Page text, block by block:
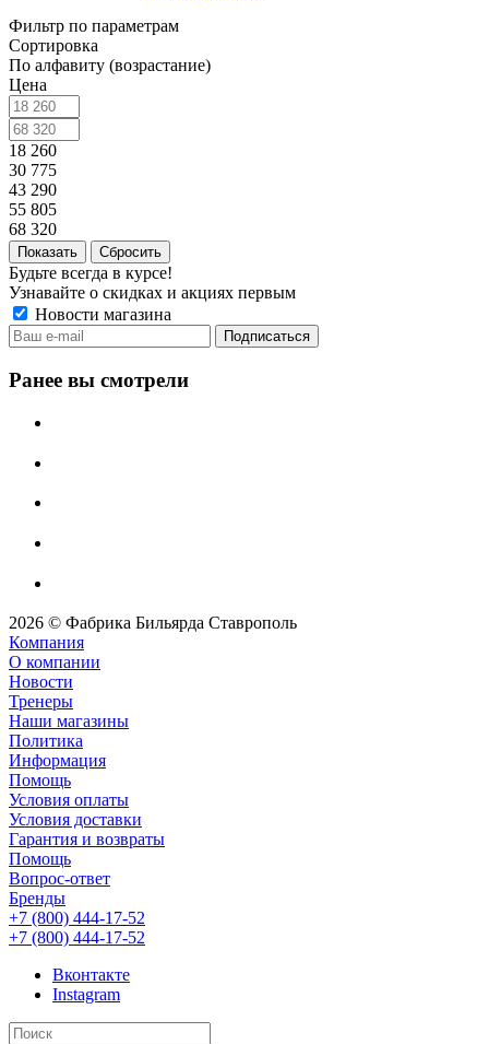
Фильтр по параметрам
Сортировка
По алфавиту (возрастание)
Цена
18 260
30 775
43 290
55 805
68 320
Сбросить
Будьте всегда в курсе!
Узнавайте о скидках и акциях первым
Новости магазина
Ранее вы смотрели
2026 © Фабрика Бильярда Ставрополь
Компания
О компании
Новости
Тренеры
Наши магазины
Политика
Информация
Помощь
Условия оплаты
Условия доставки
Гарантия и возвраты
Помощь
Вопрос-ответ
Бренды
+7 (800) 444-17-52
+7 (800) 444-17-52
Вконтакте
Instagram